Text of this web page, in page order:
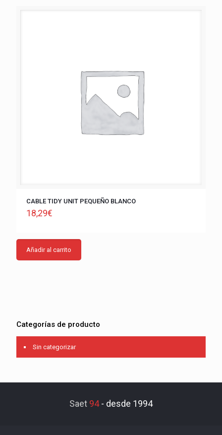
CABLE TIDY UNIT PEQUEÑO BLANCO
18,29€
Añadir al carrito
Categorías de producto
Sin categorizar
Saet 94- desde 1994